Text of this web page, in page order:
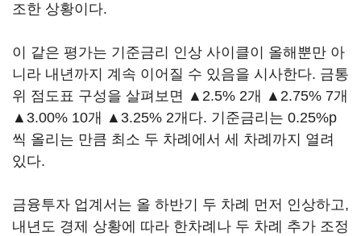
조한 상황이다.
이 같은 평가는 기준금리 인상 사이클이 올해뿐만 아
니라 내년까지 계속 이어질 수 있음을 시사한다. 금통
위 점도표 구성을 살펴보면 ▲2.5% 2개 ▲2.75% 7개
▲3.00% 10개 ▲3.25% 2개다. 기준금리는 0.25%p
씩 올리는 만큼 최소 두 차례에서 세 차례까지 열려
있다.
금융투자 업계서는 올 하반기 두 차례 먼저 인상하고,
내년도 경제 상황에 따라 한차례나 두 차례 추가 조정